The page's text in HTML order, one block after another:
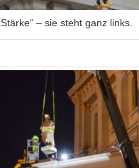
– sie steht ganz links.